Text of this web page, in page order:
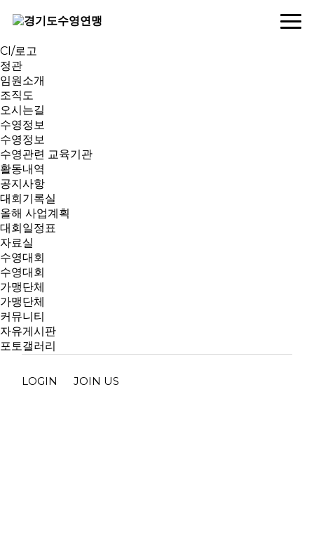
인사말
CI/로고
정관
임원소개
조직도
오시는길
수영정보
수영정보
수영관련 교육기관
활동내역
공지사항
대회기록실
올해 사업계획
대회일정표
자료실
수영대회
수영대회
가맹단체
가맹단체
커뮤니티
자유게시판
포토갤러리
LOGIN JOIN US